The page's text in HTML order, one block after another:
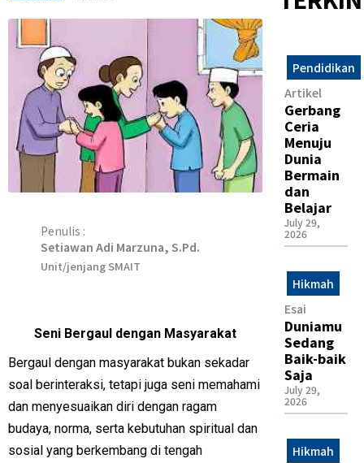
Penulis :
Setiawan Adi Marzuna, S.Pd.
Unit/jenjang SMAIT
Seni Bergaul dengan Masyarakat
Bergaul dengan masyarakat bukan sekadar
soal berinteraksi, tetapi juga seni memahami
dan menyesuaikan diri dengan ragam
budaya, norma, serta kebutuhan spiritual dan
sosial yang berkembang di tengah
Pendidikan
Artikel
Gerbang
Ceria
Menuju
Dunia
Bermain
dan
Belajar
July 29,
2026
Hikmah
Esai
Duniamu
Sedang
Baik-baik
Saja
July 29,
2026
Hikmah